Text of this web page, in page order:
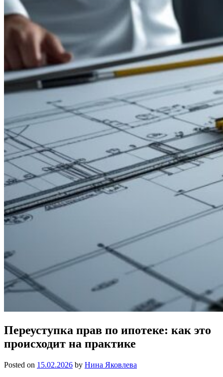
Переуступка прав по ипотеке: как это
происходит на практике
Posted on 15.02.2026 by Нина Яковлева